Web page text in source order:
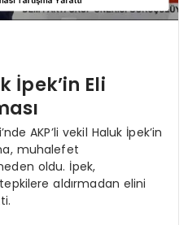
İpek’in Eli
AKP’li vekil Haluk İpek’in
muhalefet
oldu. İpek,
aldırmadan elini